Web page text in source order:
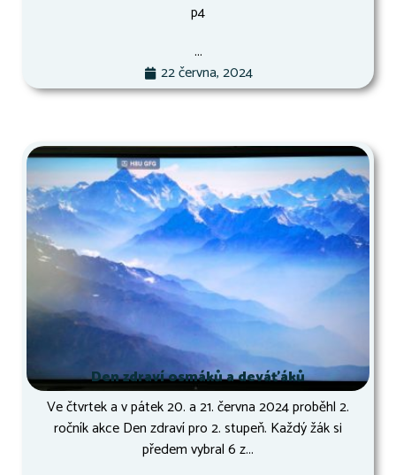
p4
...
22 června, 2024
Den zdraví osmáků a deváťáků
Ve čtvrtek a v pátek 20. a 21. června 2024 proběhl 2.
ročník akce Den zdraví pro 2. stupeň. Každý žák si
předem vybral 6 z...